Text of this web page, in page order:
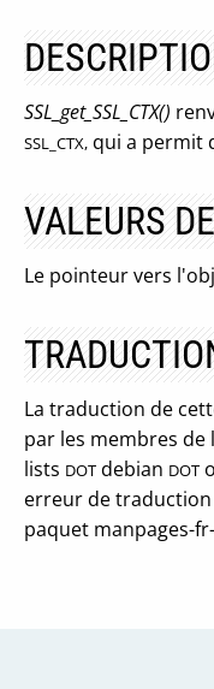
SSL_get_SSL_CTX()
SSL_CTX, qui a permit
VALEURS
Le pointeur vers
La traduction de
par les membres de
lists DOT debian DOT
erreur de
paquet manpages-